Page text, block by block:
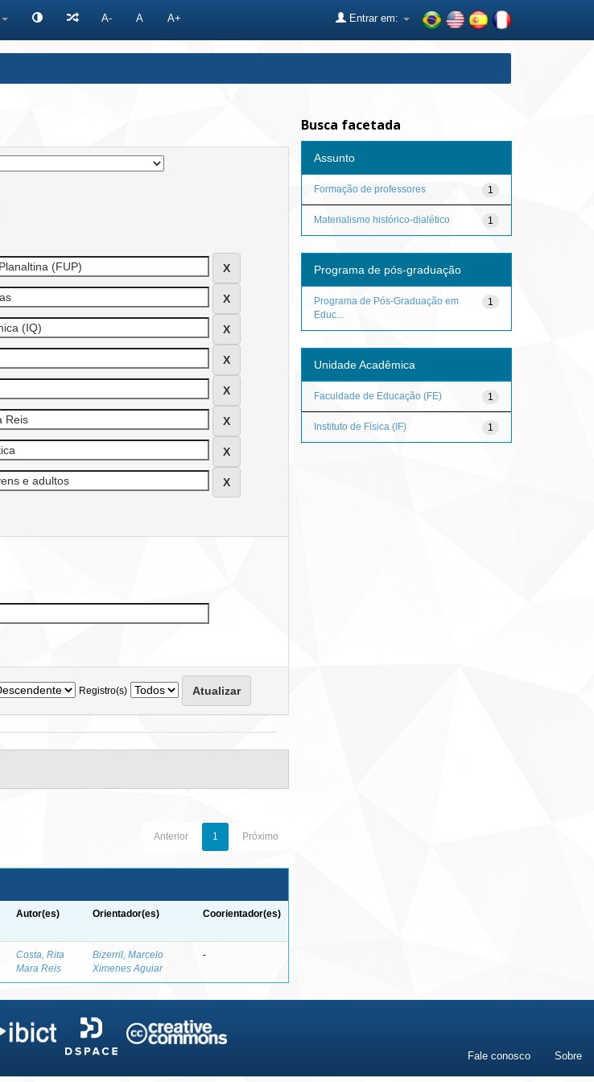
A- A A+ Entrar em:
Registro(s)
Anterior 1 Próximo
Autor(es) Orientador(es) Coorientador(es)
Costa, Rita
Mara Reis
Bizerril, Marcelo
Ximenes Aguiar
-
Busca facetada
Assunto
1
Formação de professores
1
Materialismo histórico-dialético
Programa de pós-graduação
1
Programa de Pós-Graduação em
Educ...
Unidade Acadêmica
1
Faculdade de Educação (FE)
1
Instituto de Física (IF)
Fale conosco Sobre